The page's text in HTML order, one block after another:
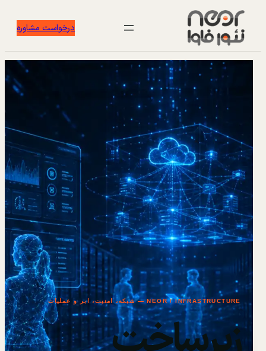
درخواست مشاوره
NEOR / INFRASTRUCTURE — شبکه، امنیت، ابر و عملیات